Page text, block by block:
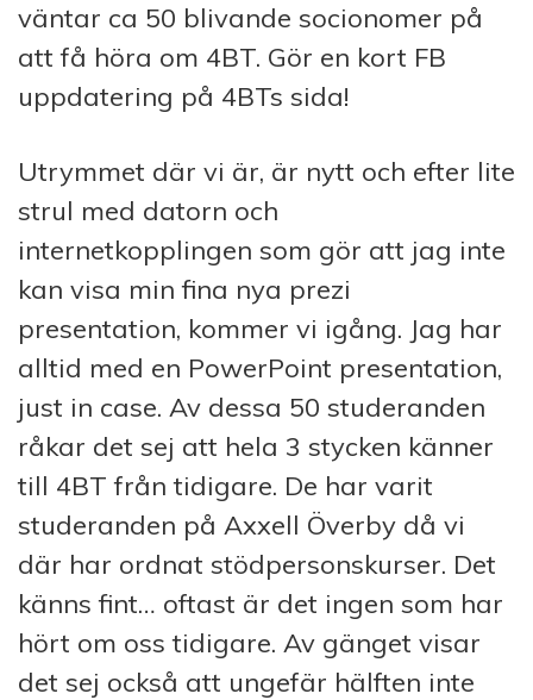
väntar ca 50 blivande socionomer på
att få höra om 4BT. Gör en kort FB
uppdatering på 4BTs sida!
Utrymmet där vi är, är nytt och efter lite
strul med datorn och
internetkopplingen som gör att jag inte
kan visa min fina nya prezi
presentation, kommer vi igång. Jag har
alltid med en PowerPoint presentation,
just in case. Av dessa 50 studeranden
råkar det sej att hela 3 stycken känner
till 4BT från tidigare. De har varit
studeranden på Axxell Överby då vi
där har ordnat stödpersonskurser. Det
känns fint… oftast är det ingen som har
hört om oss tidigare. Av gänget visar
det sej också att ungefär hälften inte